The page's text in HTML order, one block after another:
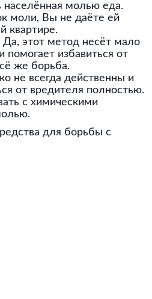
населённая молью еда.
моли, Вы не даёте ей
квартире.
Да, этот метод несёт мало
помогает избавиться от
же борьба.
не всегда действенны и
от вредителя полностью.
с химическими